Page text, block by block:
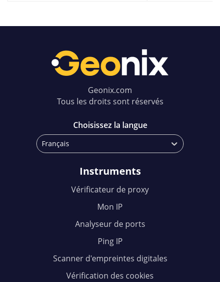
Geonix.com
Tous les droits sont réservés
Choisissez la langue
Français
Instruments
Vérificateur de proxy
Mon IP
Analyseur de ports
Ping IP
Scanner d'empreintes digitales
Vérification des cookies